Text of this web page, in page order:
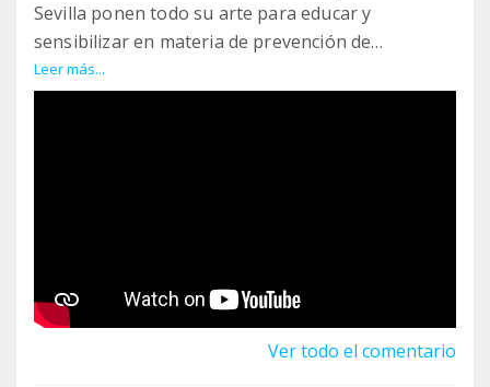
Sevilla ponen todo su arte para educar y
sensibilizar en materia de prevención de
adicciones.
Mientras comienza, nos parece buen momento
Leer más...
Ver todo el comentario